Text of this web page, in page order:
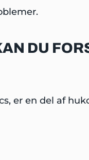
DU
er en del af